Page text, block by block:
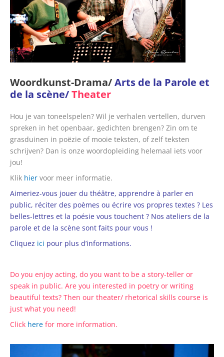
Woordkunst-Drama/Arts de la Parole et
de la scène/Theater
Hou je van toneelspelen? Wil je verhalen vertellen, durven
spreken in het openbaar, gedichten brengen? Zin om te
grasduinen in poëzie of mooie teksten, of zelf teksten
schrijven? Dan is onze woordopleiding helemaal iets voor
jou!
Klik hier voor meer informatie.
Aimeriez-vous jouer du théâtre, apprendre à parler en
public, réciter des poèmes ou écrire vos propres textes ? Les
belles-lettres et la poésie vous touchent ? Nos ateliers de la
parole et de la scène sont faits pour vous !
Cliquez ici pour plus d’informations.
Do you enjoy acting, do you want to be a story-teller or
speak in public. Are you interested in poetry or writing
beautiful texts? Then our theater/ rhetorical skills course is
just what you need!
Click here for more information.